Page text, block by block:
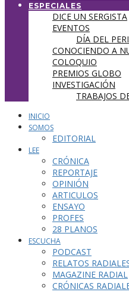
ESPECIALES
DICE UN SERGISTA
EVENTOS
DÍA DEL
CONOCIENDO A
COLOQUIO
PREMIOS GLOBO
INVESTIGACIÓN
TRABAJOS
INICIO
SOMOS
EDITORIAL
LEE
CRÓNICA
REPORTAJE
OPINIÓN
ARTICULOS
ENSAYO
PROFES
28 PLANOS
ESCUCHA
PODCAST
RELATOS
MAGAZINE RADIAL
CRÓNICAS